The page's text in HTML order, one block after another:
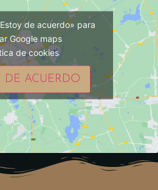
de acuerdo» para
Google maps
de cookies
DE ACUERDO